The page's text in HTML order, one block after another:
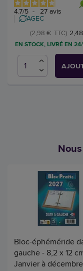
4.7/5 - 27 avis
AGEC
(2,98 € TTC)
EN STOCK, LIVRÉ EN
Bloc-éphéméride
gauche - 8,2 x 12
Janvier à décembre